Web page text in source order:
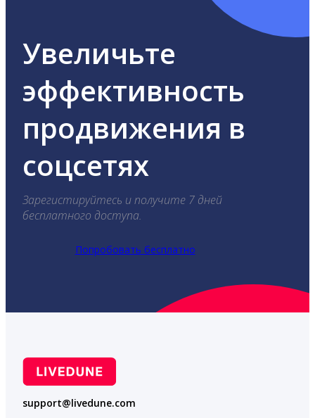
Увеличьте
эффективность
продвижения в
соцсетях
Зарегистируйтесь и получите 7 дней
бесплатного доступа.
Попробовать бесплатно
support@livedune.com